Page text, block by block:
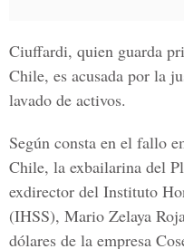
Ciuffardi, quien guarda
Chile, es acusada por la
lavado de activos.
Según consta en el fallo
Chile, la exbailarina del
exdirector del Instituto
(IHSS), Mario Zelaya
dólares de la empresa